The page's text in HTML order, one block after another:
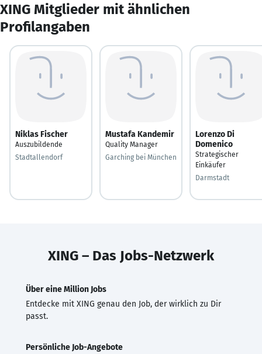
XING Mitglieder mit ähnlichen
Profilangaben
Niklas Fischer
Auszubildende
Stadtallendorf
Mustafa Kandemir
Quality Manager
Garching bei München
Lorenzo Di
Domenico
Strategischer
Einkäufer
Darmstadt
XING – Das Jobs-Netzwerk
Über eine Million Jobs
Entdecke mit XING genau den Job, der wirklich zu Dir
passt.
Persönliche Job-Angebote